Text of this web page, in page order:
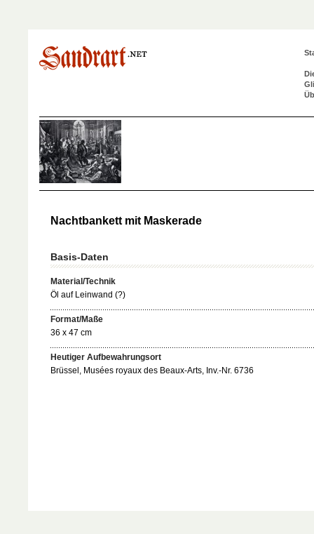
Nachtbankett mit Maskerade
Basis-Daten
Material/Technik
Öl auf Leinwand (?)
Format/Maße
36 x 47 cm
Heutiger Aufbewahrungsort
Brüssel, Musées royaux des Beaux-Arts, Inv.-Nr. 6736